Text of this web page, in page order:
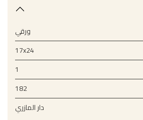
ورقي
17x24
1
182
دار المازري